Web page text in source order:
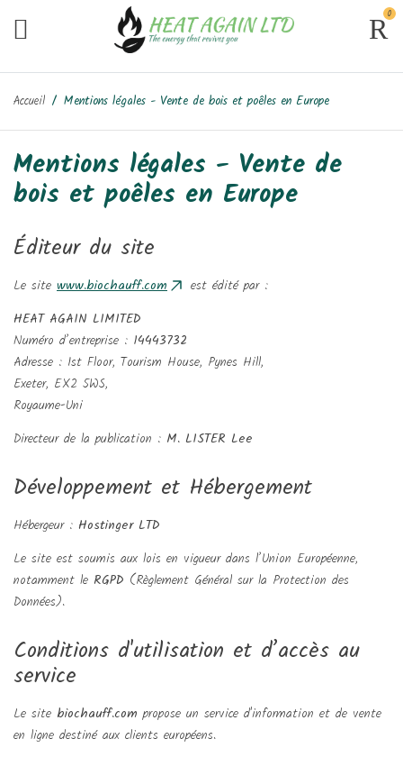
0
Accueil Mentions légales - Vente de bois et poêles en Europe
Mentions légales - Vente de
bois et poêles en Europe
Éditeur du site
Le site www.biochauff.com
est édité par :
HEAT AGAIN LIMITED
Numéro d’entreprise : 14443732
Adresse : 1st Floor, Tourism House, Pynes Hill,
Exeter, EX2 5WS,
Royaume-Uni
Directeur de la publication : M. LISTER Lee
Développement et Hébergement
Hébergeur : Hostinger LTD
Le site est soumis aux lois en vigueur dans l’Union Européenne,
notamment le RGPD (Règlement Général sur la Protection des
Données).
Conditions d'utilisation et d’accès au
service
Le site biochauff.com propose un service d'information et de vente
en ligne destiné aux clients européens.